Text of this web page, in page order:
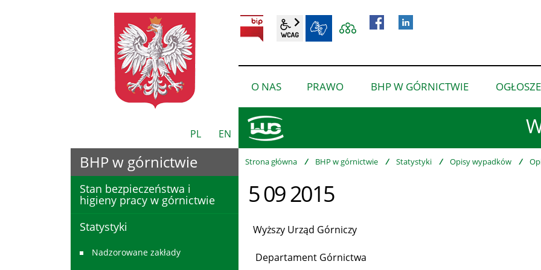
PL EN
BIP wcag2.1
O NAS
pokaż
podmenu
nas”
PRAWO
pokaż
podmenu
BHP W GÓRNICTWIE
pokaż
podmenu
w
Strona główna / BHP w górnictwie / Statystyki / Opisy wypadków /
5 09 2015
Wyższy Urząd Górniczy
Departament Górnictwa
BHP w górnictwie
Stan bezpieczeństwa i
higieny pracy w górnictwie
Statystyki
Nadzorowane zakłady